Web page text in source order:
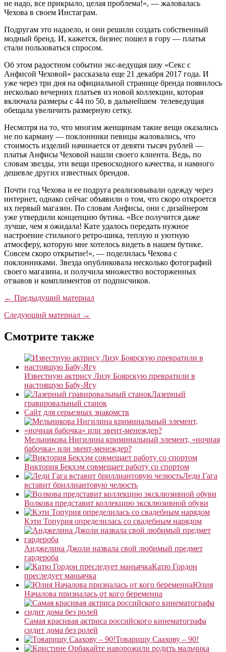
не надо, все прикрыло, целая проблема!», — жаловалась
Чехова в своем Инстаграм.
Подругам это надоело, и они решили создать собственный
модный бренд. И, кажется, бизнес пошел в гору — платья
стали пользоваться спросом.
Об этом радостном событии экс-ведущая шоу «Секс с
Анфисой Чеховой» рассказала еще 21 декабря 2017 года. И
уже через три дня на официальной странице бренда появилось
несколько вечерних платьев из новой коллекции, которая
включала размеры с 44 по 50, в дальнейшем телеведущая
обещала увеличить размерную сетку.
Несмотря на то, что многим женщинам такие вещи оказались
не по карману — поклонники певицы жаловались, что
стоимость изделий начинается от девяти тысяч рублей —
платья Анфисы Чеховой нашли своего клиента. Ведь, по
словам звезды, эти вещи превосходного качества, и намного
дешевле других известных брендов.
Почти год Чехова и ее подруга реализовывали одежду через
интернет, однако сейчас объявили о том, что скоро откроется
их первый магазин. По словам Анфисы, они с дизайнером
уже утвердили концепцию бутика. «Все получится даже
лучше, чем я ожидала! Кате удалось передать нужное
настроение стильного ретро-шика, теплую и уютную
атмосферу, которую мне хотелось видеть в нашем бутике.
Совсем скоро открытие!», — поделилась Чехова с
поклонниками. Звезда опубликовала несколько фотографий
своего магазина, и получила множество восторженных
отзывов и комплиментов от подписчиков.
← Предыдущий материал
Следующий материал →
Смотрите также
Известную актрису Лизу Боярскую превратили в
настоящую Бабу-Ягу
Лазерный
гравировальный станок
Сайт для серьезных знакомств
Мельникова Нигилина криминальный элемент, «ночная
бабочка» или эвент-менеждер?
Виктория Бекхэм совмещает работу со спортом
Леди Гага
вставит бриллиантовую челюсть
Волкова представит коллекцию эксклюзивной обуви
Кэти Топурия определилась со свадебным нарядом
Анджелина Джоли назвала свой любимый предмет
гардероба
Катю Гордон
преследует маньячка
Юлия
Началова призналась от кого беременна
Самая красивая актриса российского кинематографа
сидит дома без ролей
Товарищу Саахову – 90!